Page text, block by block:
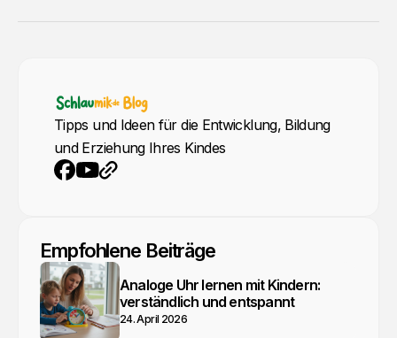
Tipps und Ideen für die Entwicklung, Bildung
und Erziehung Ihres Kindes
Empfohlene Beiträge
Analoge Uhr lernen mit Kindern:
verständlich und entspannt
24. April 2026